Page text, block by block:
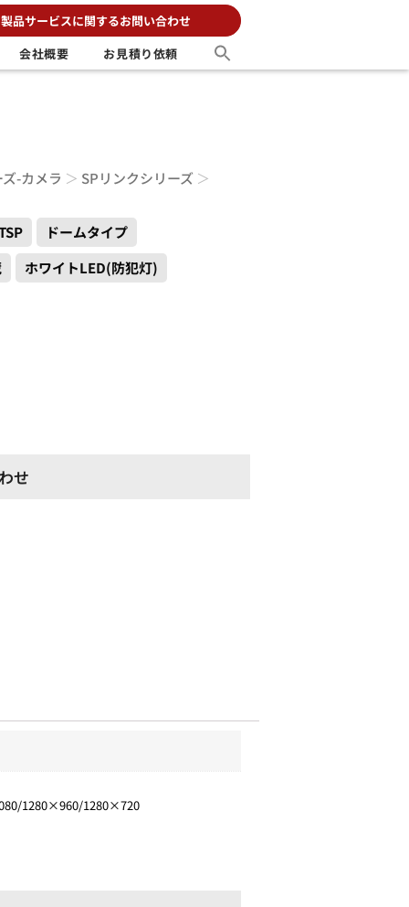
製品サービスに関するお問い合わせ
会社概要 お見積り依頼
-カメラ ＞ SPリンクシリーズ ＞
ドームタイプ
ホワイトLED(防犯灯)
せ
1280×960/1280×720